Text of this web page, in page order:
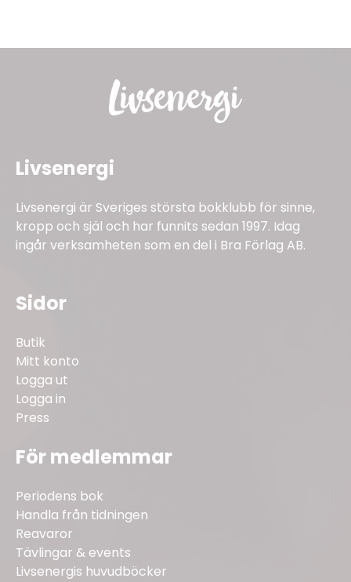
Livsenergi
Livsenergi är Sveriges största bokklubb för sinne,
kropp och själ och har funnits sedan 1997. Idag
ingår verksamheten som en del i Bra Förlag AB.
Sidor
Butik
Mitt konto
Logga ut
Logga in
Press
För medlemmar
Periodens bok
Handla från tidningen
Reavaror
Tävlingar & events
Livsenergis huvudböcker